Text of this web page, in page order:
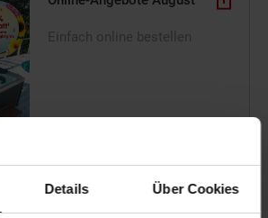
Details Über Cookies